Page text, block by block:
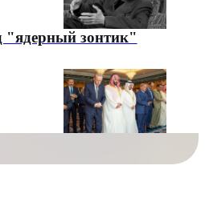
"ядерный зонтик"